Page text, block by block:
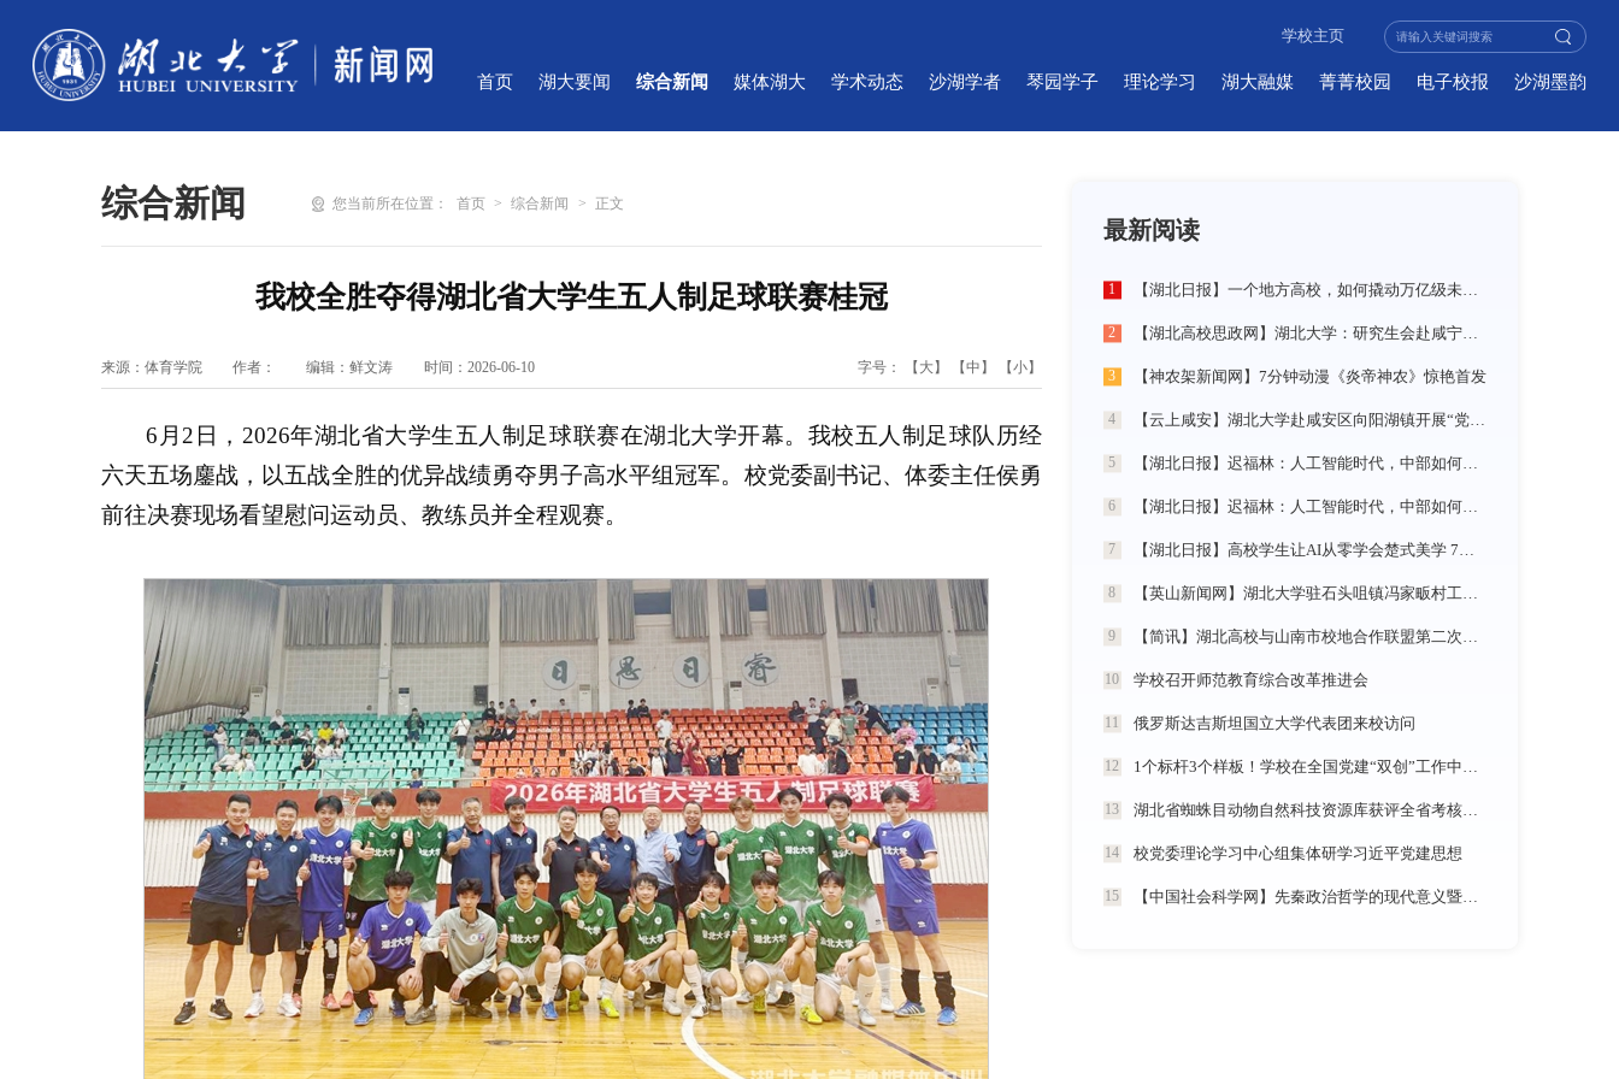
学校主页
首页 湖大要闻 综合新闻 媒体湖大 学术动态 沙湖学者 琴园学子 理论学习 湖大融媒 菁菁校园 电子校报 沙湖墨韵
综合新闻 您当前所在位置： 首页 > 综合新闻 > 正文
我校全胜夺得湖北省大学生五人制足球联赛桂冠
来源：体育学院 作者： 编辑：鲜文涛 时间：2026-06-10 字号： 【大】 【中】 【小】
6月2日，2026年湖北省大学生五人制足球联赛在湖北大学开幕。我校五人制足球队历经
六天五场鏖战，以五战全胜的优异战绩勇夺男子高水平组冠军。校党委副书记、体委主任侯勇
前往决赛现场看望慰问运动员、教练员并全程观赛。
最新阅读
1 【湖北日报】一个地方高校，如何撬动万亿级未来产业
2 【湖北高校思政网】湖北大学：研究生会赴咸宁市开展“党建引领三无小区治理”社会实践活动
3 【神农架新闻网】7分钟动漫《炎帝神农》惊艳首发
4 【云上咸安】湖北大学赴咸安区向阳湖镇开展“党建引领农村社区治理”调研服务活动
5 【湖北日报】迟福林：人工智能时代，中部如何走在前？
6 【湖北日报】迟福林：人工智能时代，中部如何走在前？
7 【湖北日报】高校学生让AI从零学会楚式美学 7分钟动漫《炎帝神农》惊艳首发
8 【英山新闻网】湖北大学驻石头咀镇冯家畈村工作队：全力守护人民群众生命财产安全
9 【简讯】湖北高校与山南市校地合作联盟第二次全体会议在我校召开
10 学校召开师范教育综合改革推进会
11 俄罗斯达吉斯坦国立大学代表团来校访问
12 1个标杆3个样板！学校在全国党建“双创”工作中再创佳绩
13 湖北省蜘蛛目动物自然科技资源库获评全省考核优秀
14 校党委理论学习中心组集体研学习近平党建思想
15 【中国社会科学网】先秦政治哲学的现代意义暨《中国政治哲学通史·春秋战国卷（儒墨家）》学术研讨会举行